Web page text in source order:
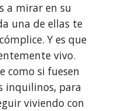
a mirar en su
una de ellas te
cómplice. Y es que
vivo.
como si fuesen
inquilinos, para
viviendo con